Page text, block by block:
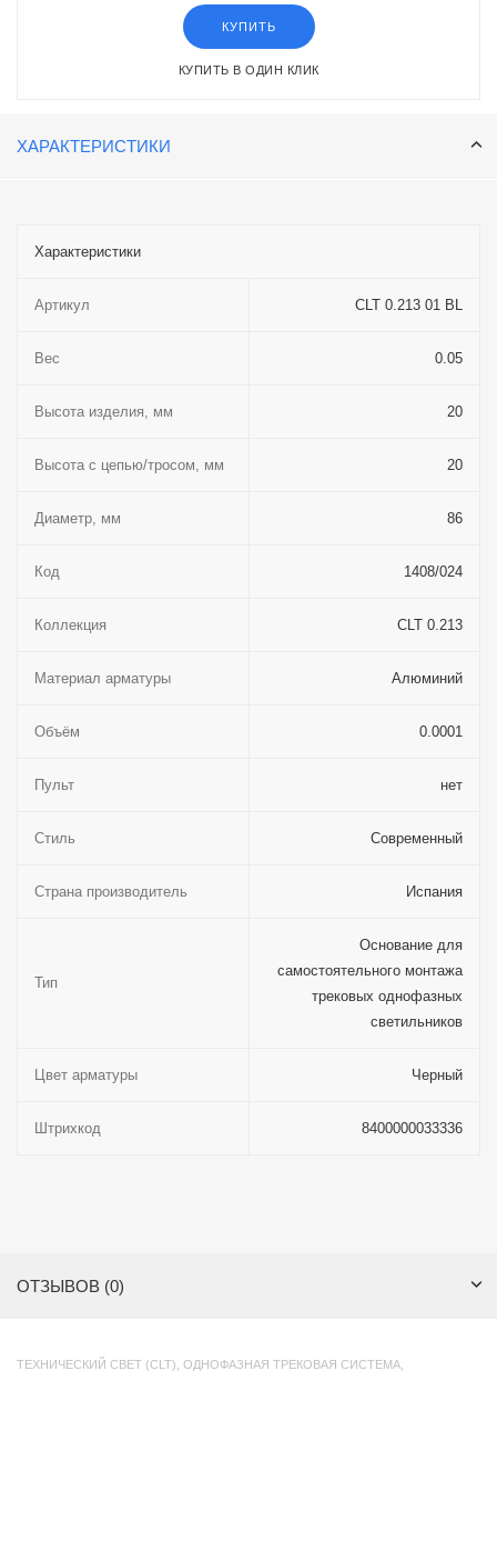
КУПИТЬ
КУПИТЬ В ОДИН КЛИК
ХАРАКТЕРИСТИКИ
Характеристики
Артикул CLT 0.213 01 BL
Вес 0.05
Высота изделия, мм 20
Высота с цепью/тросом, мм 20
Диаметр, мм 86
Код 1408/024
Коллекция CLT 0.213
Материал арматуры Алюминий
Объём 0.0001
Пульт нет
Стиль Современный
Страна производитель Испания
Тип
Основание для
самостоятельного монтажа
трековых однофазных
светильников
Цвет арматуры Черный
Штрихкод 8400000033336
ОТЗЫВОВ (0)
ТЕХНИЧЕСКИЙ СВЕТ (CLT) ОДНОФАЗНАЯ ТРЕКОВАЯ СИСТЕМА